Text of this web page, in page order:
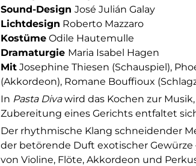
Sound-Design José Julián Galay
Lichtdesign Roberto Mazzaro
KostümeOdile Hautemulle
Dramaturgie Maria Isabel Hagen
MitJosephine Thiesen (Schauspiel),
(Akkordeon), Romane Bouffioux
In Pasta Divawird das Kochen zur
Zubereitung eines Gerichts entfaltet
Der rhythmische Klang schneidender
der betörende Duft exotischer
von Violine, Flöte, Akkordeon und